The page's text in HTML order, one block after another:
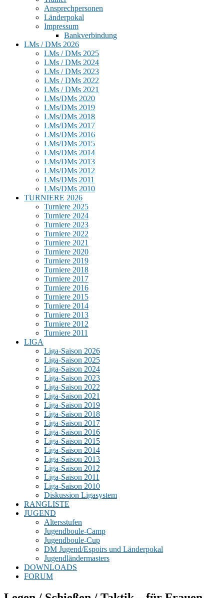
Ansprechpersonen
Länderpokal
Impressum
Bankverbindung
LMs / DMs 2026
LMs / DMs 2025
LMs / DMs 2024
LMs / DMs 2023
LMs / DMs 2022
LMs / DMs 2021
LMs/DMs 2020
LMs/DMs 2019
LMs/DMs 2018
LMs/DMs 2017
LMs/DMs 2016
LMs/DMs 2015
LMs/DMs 2014
LMs/DMs 2013
LMs/DMs 2012
LMs/DMs 2011
LMs/DMs 2010
TURNIERE 2026
Turniere 2025
Turniere 2024
Turniere 2023
Turniere 2022
Turniere 2021
Turniere 2020
Turniere 2019
Turniere 2018
Turniere 2017
Turniere 2016
Turniere 2015
Turniere 2014
Turniere 2013
Turniere 2012
Turniere 2011
LIGA
Liga-Saison 2026
Liga-Saison 2025
Liga-Saison 2024
Liga-Saison 2023
Liga-Saison 2022
Liga-Saison 2021
Liga-Saison 2019
Liga-Saison 2018
Liga-Saison 2017
Liga-Saison 2016
Liga-Saison 2015
Liga-Saison 2014
Liga-Saison 2013
Liga-Saison 2012
Liga-Saison 2011
Liga-Saison 2010
Diskussion Ligasystem
RANGLISTE
JUGEND
Altersstufen
Jugendboule-Camp
Jugendboule-Cup
DM Jugend/Espoirs und Länderpokal
Jugendländermasters
DOWNLOADS
FORUM